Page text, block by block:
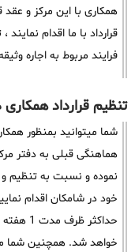
همکاری با این مرکز و عقد
قرارداد با ما اقدام
فرایند مربوط به اجاره
تنظیم قرارداد
شما میتوانید بمنظور
هماهنگی قبلی به دفتر
نموده و نسبت به تنظیم و
خود در شامکان اقدام
حداکثر
خواهد شد. همچنین شما